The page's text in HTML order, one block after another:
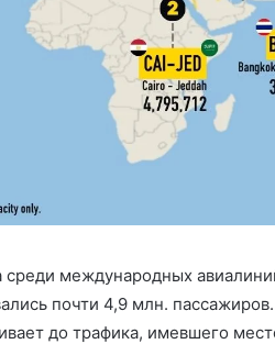
среди международных
почти 4,9 млн.
до трафика, имевшего